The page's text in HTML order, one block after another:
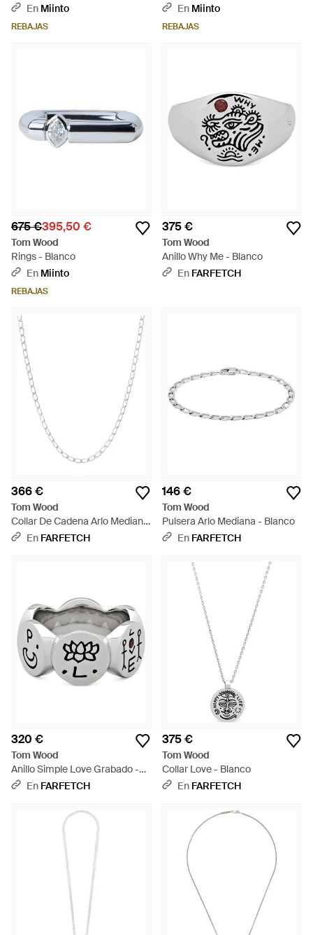
En Miinto
REBAJAS
En Miinto
REBAJAS
675 €395,50 €
Tom Wood
Rings - Blanco
En Miinto
REBAJAS
375 €
Tom Wood
Anillo Why Me - Blanco
En FARFETCH
366 €
Tom Wood
Collar De Cadena Arlo Mediano
- Blanco
En FARFETCH
146 €
Tom Wood
Pulsera Arlo Mediana - Blanco
En FARFETCH
320 €
Tom Wood
Anillo Simple Love Grabado -
Blanco
En FARFETCH
375 €
Tom Wood
Collar Love - Blanco
En FARFETCH